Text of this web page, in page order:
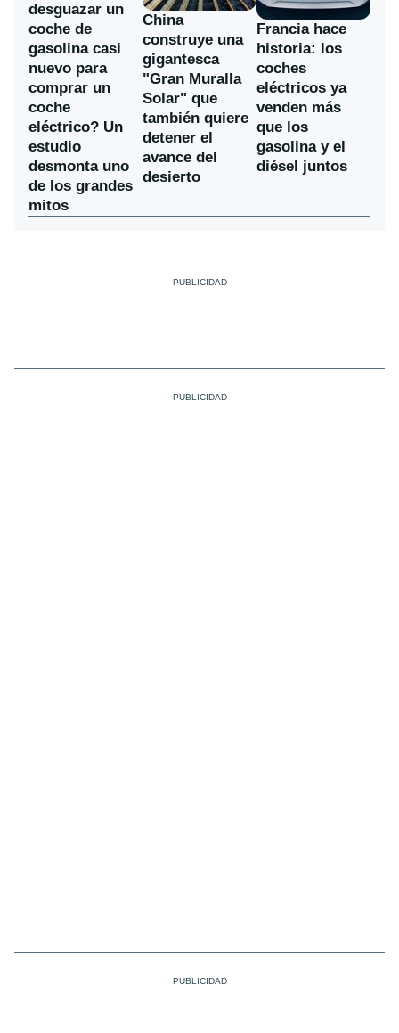
desguazar un
coche de
gasolina casi
nuevo para
comprar un
coche
eléctrico? Un
estudio
desmonta uno
de los grandes
mitos
China
construye una
gigantesca
"Gran Muralla
Solar" que
también quiere
detener el
avance del
desierto
Francia hace
historia: los
coches
eléctricos ya
venden más
que los
gasolina y el
diésel juntos